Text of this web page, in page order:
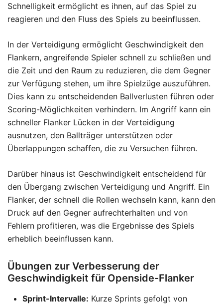
Schnelligkeit ermöglicht es ihnen, auf das Spiel zu
reagieren und den Fluss des Spiels zu beeinflussen.
In der Verteidigung ermöglicht Geschwindigkeit den
Flankern, angreifende Spieler schnell zu schließen und
die Zeit und den Raum zu reduzieren, die dem Gegner
zur Verfügung stehen, um ihre Spielzüge auszuführen.
Dies kann zu entscheidenden Ballverlusten führen oder
Scoring-Möglichkeiten verhindern. Im Angriff kann ein
schneller Flanker Lücken in der Verteidigung
ausnutzen, den Ballträger unterstützen oder
Überlappungen schaffen, die zu Versuchen führen.
Darüber hinaus ist Geschwindigkeit entscheidend für
den Übergang zwischen Verteidigung und Angriff. Ein
Flanker, der schnell die Rollen wechseln kann, kann den
Druck auf den Gegner aufrechterhalten und von
Fehlern profitieren, was die Ergebnisse des Spiels
erheblich beeinflussen kann.
Übungen zur Verbesserung der
Geschwindigkeit für Openside-Flanker
Sprint-Intervalle: Kurze Sprints gefolgt von